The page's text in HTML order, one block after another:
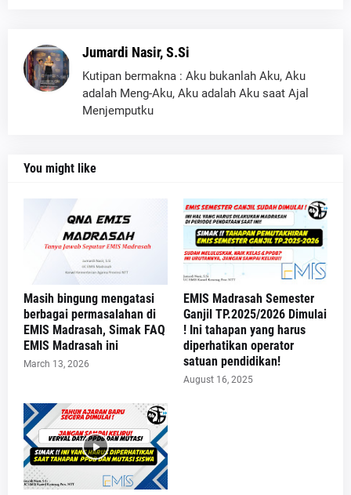
Jumardi Nasir, S.Si
Kutipan bermakna : Aku bukanlah Aku, Aku
adalah Meng-Aku, Aku adalah Aku saat Ajal
Menjemputku
You might like
Masih bingung mengatasi
berbagai permasalahan di
EMIS Madrasah, Simak FAQ
EMIS Madrasah ini
March 13, 2026
EMIS Madrasah Semester
Ganjil TP.2025/2026 Dimulai
! Ini tahapan yang harus
diperhatikan operator
satuan pendidikan!
August 16, 2025